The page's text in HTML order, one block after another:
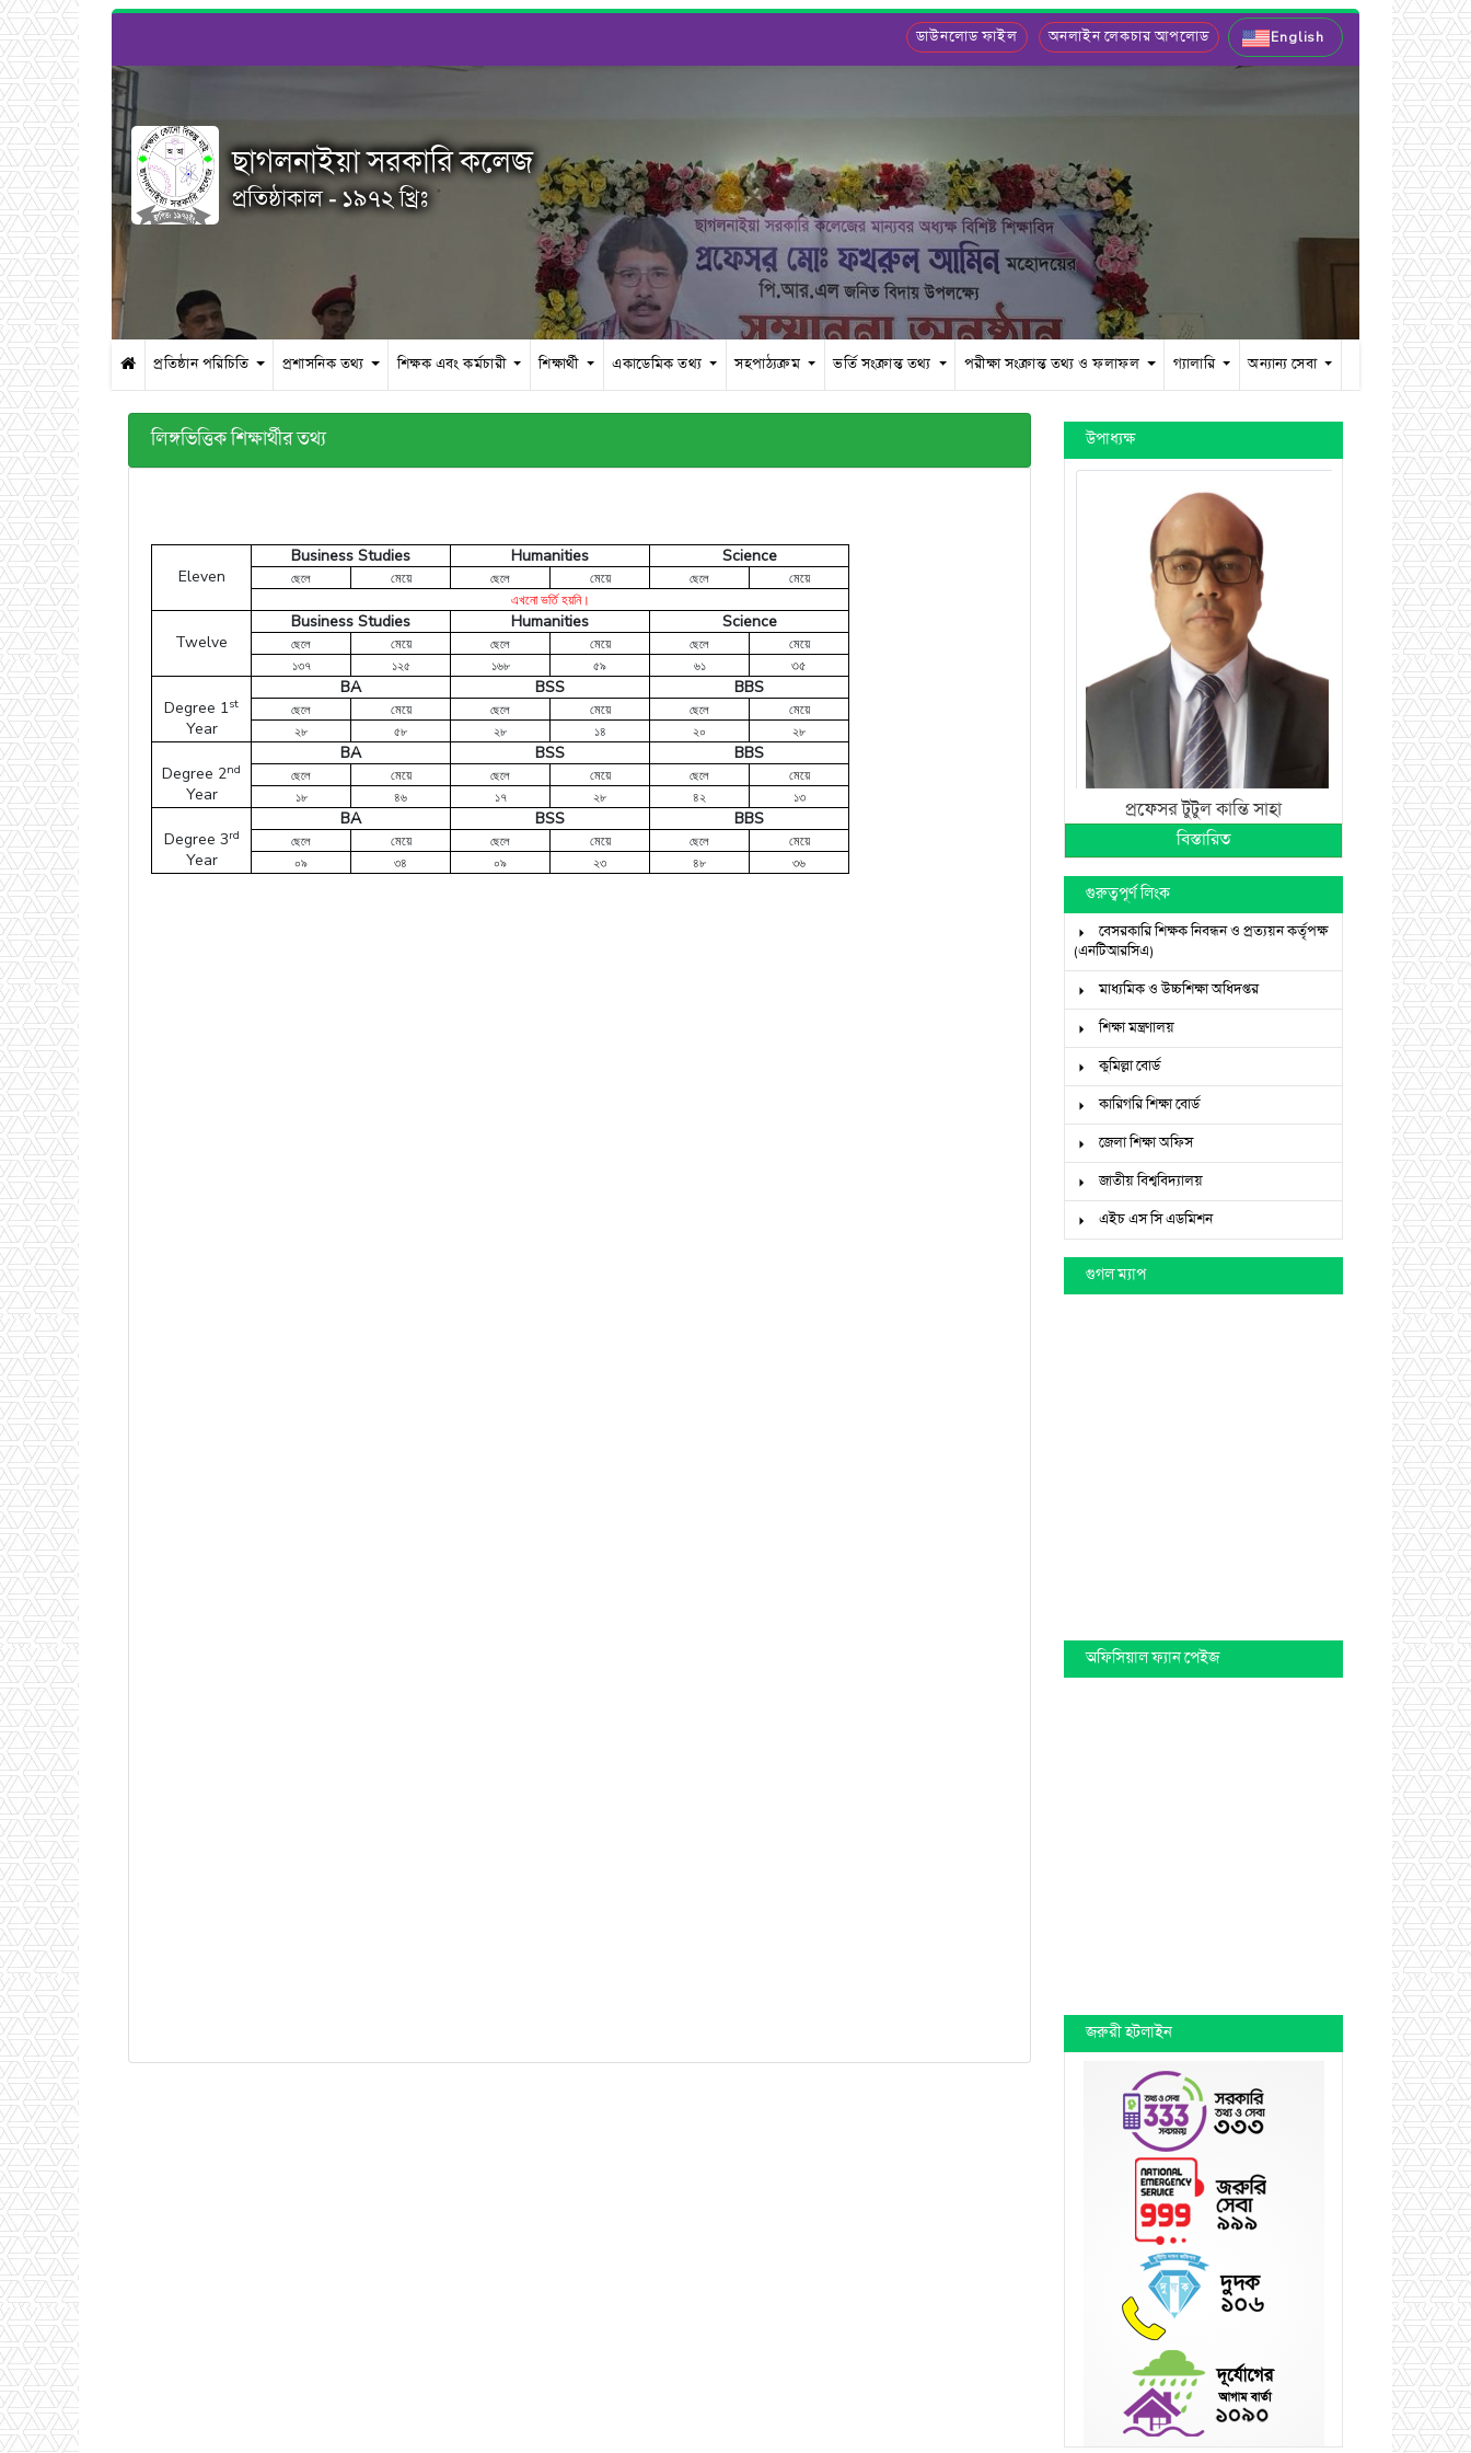
ডাউনলোড ফাইল অনলাইন লেকচার আপলোড English
ছাগলনাইয়া সরকারি কলেজ
প্রতিষ্ঠাকাল - ১৯৭২ খ্রিঃ
প্রতিষ্ঠান পরিচিতি প্রশাসনিক তথ্য শিক্ষক এবং কর্মচারী শিক্ষার্থী একাডেমিক তথ্য সহপাঠ্যক্রম ভর্তি সংক্রান্ত তথ্য পরীক্ষা সংক্রান্ত তথ্য ও ফলাফল গ্যালারি অন্যান্য সেবা
লিঙ্গভিত্তিক শিক্ষার্থীর তথ্য
Eleven
Business Studies Humanities Science
ছেলে মেয়ে ছেলে মেয়ে ছেলে
মেয়ে
এখনো ভর্তি হয়নি।
Twelve
Business Studies Humanities Science
ছেলে মেয়ে ছেলে মেয়ে ছেলে
মেয়ে
১৩৭
১২৫ ১৬৮ ৫৯ ৬১ ৩৫
Degree 1st
Year
BA BSS BBS
ছেলে মেয়ে ছেলে মেয়ে ছেলে
মেয়ে
২৮
৫৮ ২৮ ১৪ ২০ ২৮
Degree 2nd
Year
BA BSS BBS
ছেলে মেয়ে ছেলে মেয়ে ছেলে
মেয়ে
১৮
৪৬ ১৭ ২৮ ৪২ ১৩
Degree 3rd
Year
BA BSS BBS
ছেলে মেয়ে ছেলে মেয়ে ছেলে
মেয়ে
০৯
৩৪ ০৯ ২৩ ৪৮ ৩৬
উপাধ্যক্ষ
প্রফেসর টুটুল কান্তি সাহা
বিস্তারিত
গুরুত্বপূর্ণ লিংক
বেসরকারি শিক্ষক নিবন্ধন ও প্রত্যয়ন কর্তৃপক্ষ
(এনটিআরসিএ)
মাধ্যমিক ও উচ্চশিক্ষা অধিদপ্তর
শিক্ষা মন্ত্রণালয়
কুমিল্লা বোর্ড
কারিগরি শিক্ষা বোর্ড
জেলা শিক্ষা অফিস
জাতীয় বিশ্ববিদ্যালয়
এইচ এস সি এডমিশন
গুগল ম্যাপ
অফিসিয়াল ফ্যান পেইজ
জরুরী হটলাইন